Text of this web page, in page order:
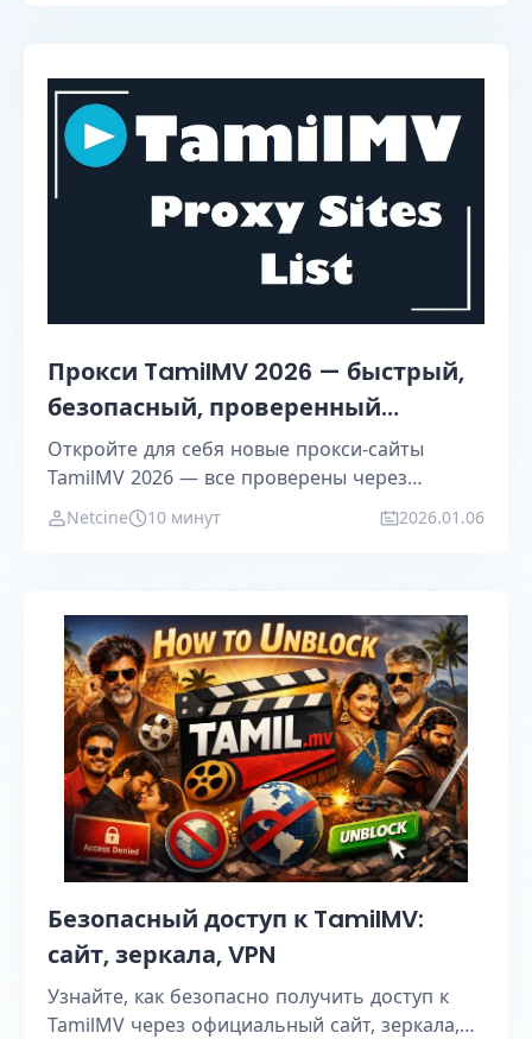
Прокси TamilMV 2026 — быстрый,
безопасный, проверенный
1TamilMV
Откройте для себя новые прокси-сайты
TamilMV 2026 — все проверены через
1TamilMV. Узнайте, как безопасно получить
доступ к TamilMV, обходить ограничения и
Netcine 10 минут 2026.01.06
Безопасный доступ к TamilMV:
сайт, зеркала, VPN
Узнайте, как безопасно получить доступ к
TamilMV через официальный сайт, зеркала,